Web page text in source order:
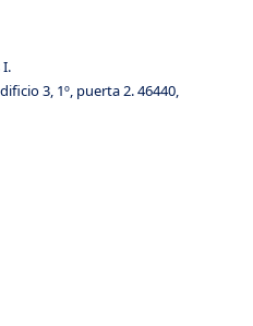
3, 1º, puerta 2. 46440,